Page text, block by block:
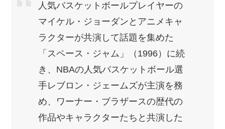
人気バスケットボールプレイヤーの
マイケル・ジョーダンとアニメキャ
ラクターが共演して話題を集めた
「スペース・ジャム」（1996）に続
き、NBAの人気バスケットボール選
手レブロン・ジェームズが主演を務
め、ワーナー・ブラザースの歴代の
作品やキャラクターたちと共演した